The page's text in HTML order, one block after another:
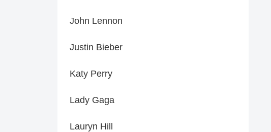
John Lennon
Justin Bieber
Katy Perry
Lady Gaga
Lauryn Hill